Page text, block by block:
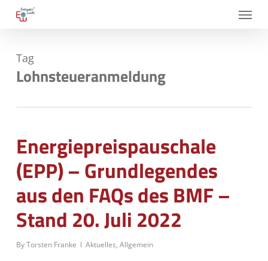
Skip
content
Menu
Tag
Lohnsteueranmeldung
Energiepreispauschale
(EPP) – Grundlegendes
aus den FAQs des BMF –
Stand 20. Juli 2022
ByTorsten Franke Aktuelles, Allgemein